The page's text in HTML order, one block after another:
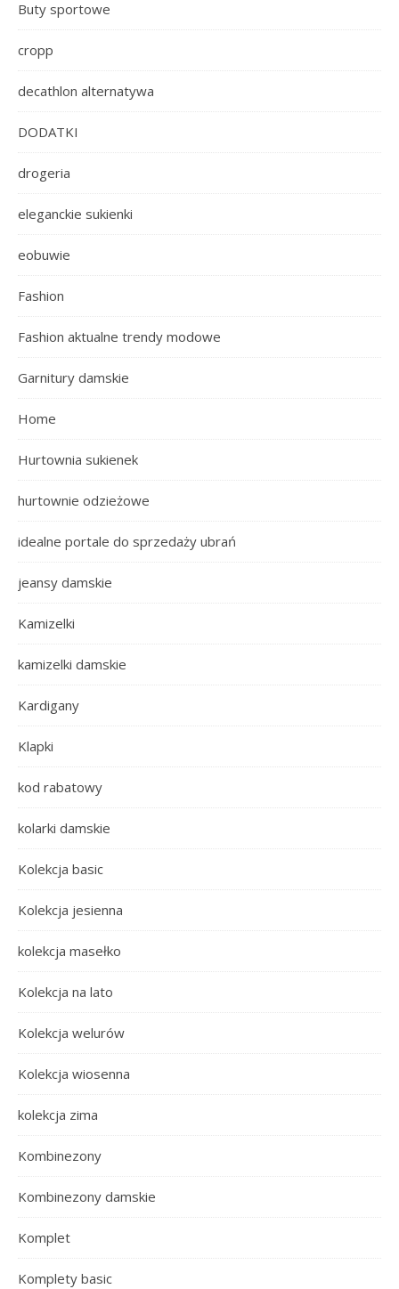
Buty sportowe
cropp
decathlon alternatywa
DODATKI
drogeria
eleganckie sukienki
eobuwie
Fashion
Fashion aktualne trendy modowe
Garnitury damskie
Home
Hurtownia sukienek
hurtownie odzieżowe
idealne portale do sprzedaży ubrań
jeansy damskie
Kamizelki
kamizelki damskie
Kardigany
Klapki
kod rabatowy
kolarki damskie
Kolekcja basic
Kolekcja jesienna
kolekcja masełko
Kolekcja na lato
Kolekcja welurów
Kolekcja wiosenna
kolekcja zima
Kombinezony
Kombinezony damskie
Komplet
Komplety basic